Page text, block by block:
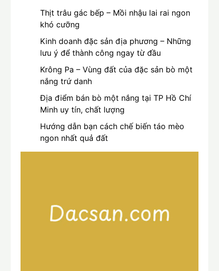
Thịt trâu gác bếp – Mồi nhậu lai rai ngon
khó cưỡng
Kinh doanh đặc sản địa phương – Những
lưu ý để thành công ngay từ đầu
Krông Pa – Vùng đất của đặc sản bò một
nắng trứ danh
Địa điểm bán bò một nắng tại TP Hồ Chí
Minh uy tín, chất lượng
Hướng dẫn bạn cách chế biến táo mèo
ngon nhất quả đất